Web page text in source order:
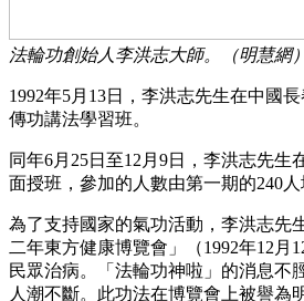
法輪功創始人李洪志大師。（明慧網）
1992年5月13日，李洪志先生在中國
傳功講法學習班。
同年6月25日至12月9日，李洪志先生
面授班，參加的人數由第一期的240人
為了支持國家的氣功活動，李洪志先
二年東方健康博覽會」（1992年12月
民眾治病。「法輪功神啦」的消息不
人潮不斷。此功法在博覽會上被譽為